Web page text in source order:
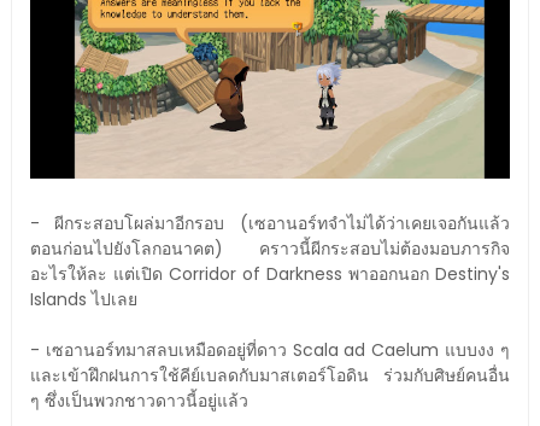
- ผีกระสอบโผล่มาอีกรอบ (เซอานอร์ทจำไม่ได้ว่าเคยเจอกันแล้ว
ตอนก่อนไปยังโลกอนาคต) คราวนี้ผีกระสอบไม่ต้องมอบภารกิจ
อะไรให้ละ แต่เปิด Corridor of Darkness พาออกนอก Destiny's
Islands ไปเลย
- เซอานอร์ทมาสลบเหมือดอยู่ที่ดาว Scala ad Caelum แบบงง ๆ
และเข้าฝึกฝนการใช้คีย์เบลดกับมาสเตอร์โอดิน ร่วมกับศิษย์คนอื่น
ๆ ซึ่งเป็นพวกชาวดาวนี้อยู่แล้ว